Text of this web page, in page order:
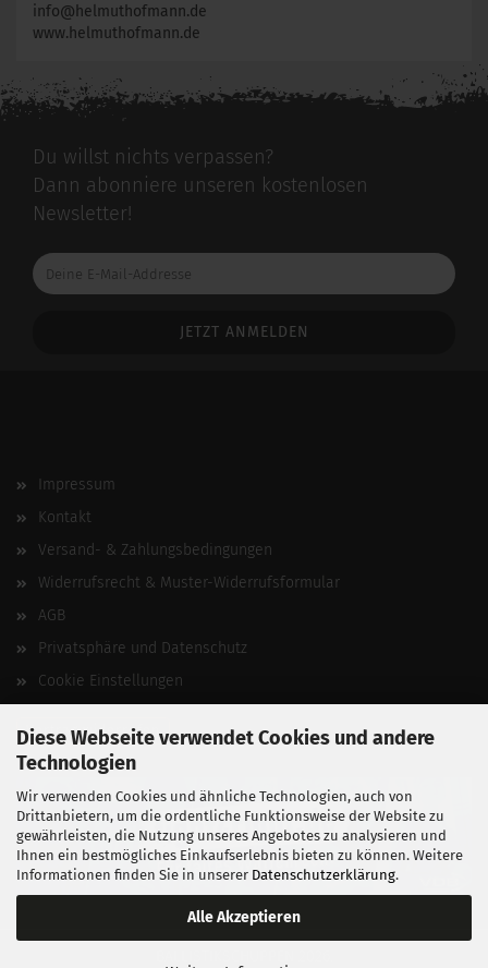
Diese Webseite verwendet Cookies und andere
Technologien
Wir verwenden Cookies und ähnliche Technologien, auch von
Drittanbietern, um die ordentliche Funktionsweise der Website zu
gewährleisten, die Nutzung unseres Angebotes zu analysieren und
Ihnen ein bestmögliches Einkaufserlebnis bieten zu können. Weitere
Informationen finden Sie in unserer Datenschutzerklärung.
Alle Akzeptieren
info@helmuthofmann.de
www.helmuthofmann.de
Du willst nichts verpassen?
Dann abonniere unseren kostenlosen
Newsletter!
Deine
E-
Impressum
Kontakt
Versand- & Zahlungsbedingungen
Widerrufsrecht & Muster-Widerrufsformular
AGB
Privatsphäre und Datenschutz
Cookie Einstellungen
Vertrag widerrufen